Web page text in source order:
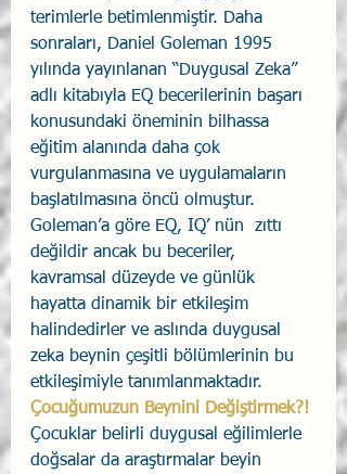
terimlerle betimlenmiştir. Daha
sonraları, Daniel Goleman 1995
yılında yayınlanan “Duygusal Zeka”
adlı kitabıyla EQ becerilerinin başarı
konusundaki öneminin bilhassa
eğitim alanında daha çok
vurgulanmasına ve uygulamaların
başlatılmasına öncü olmuştur.
Goleman’a göre EQ, IQ’ nün  zıttı
değildir ancak bu beceriler,
kavramsal düzeyde ve günlük
hayatta dinamik bir etkileşim
halindedirler ve aslında duygusal
zeka beynin çeşitli bölümlerinin bu
etkileşimiyle tanımlanmaktadır.
Çocuğumuzun Beynini Değiştirmek?!
Çocuklar belirli duygusal eğilimlerle
doğsalar da araştırmalar beyin